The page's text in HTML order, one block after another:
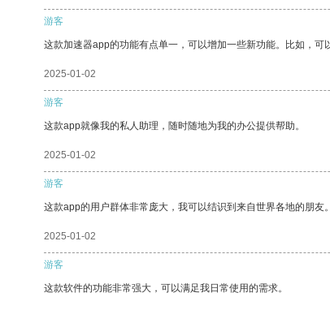
游客
这款加速器app的功能有点单一，可以增加一些新功能。比如，
2025-01-02
游客
这款app就像我的私人助理，随时随地为我的办公提供帮助。
2025-01-02
游客
这款app的用户群体非常庞大，我可以结识到来自世界各地的朋友。
2025-01-02
游客
这款软件的功能非常强大，可以满足我日常使用的需求。